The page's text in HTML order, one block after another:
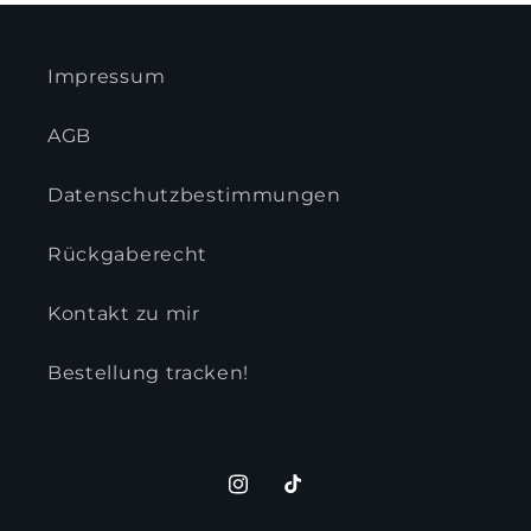
Impressum
AGB
Datenschutzbestimmungen
Rückgaberecht
Kontakt zu mir
Bestellung tracken!
Instagram
TikTok